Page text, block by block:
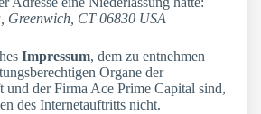
Greenwich, CT 06830 USA
Impressum, dem zu entnehmen
Organe der
und der Firma Ace Prime Capital sind,
des Internetauftritts nicht.